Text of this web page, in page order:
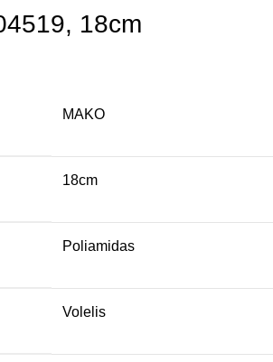
18cm
MAKO
18cm
Poliamidas
Volelis